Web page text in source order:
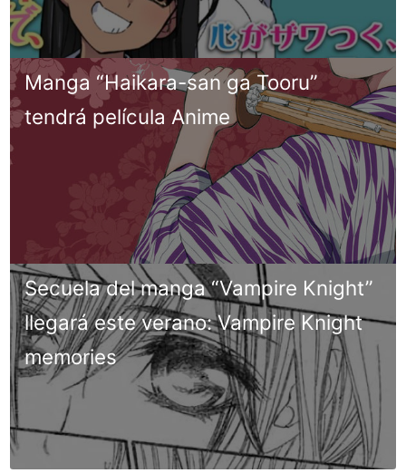
Manga “Haikara-san ga Tooru”
tendrá película Anime
Secuela del manga “Vampire Knight”
llegará este verano: Vampire Knight
memories